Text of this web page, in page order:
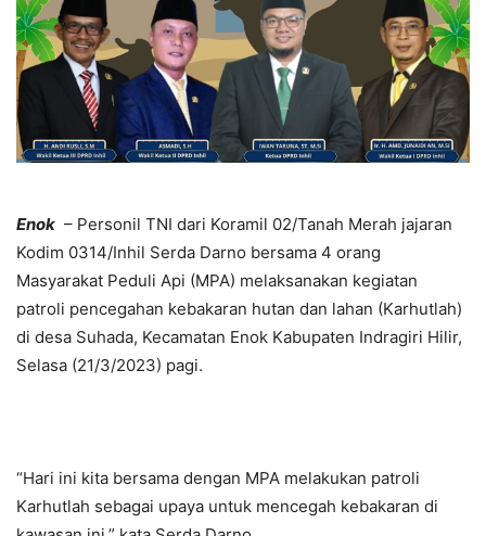
Enok – Personil TNI dari Koramil 02/Tanah Merah jajaran
Kodim 0314/Inhil Serda Darno bersama 4 orang
Masyarakat Peduli Api (MPA) melaksanakan kegiatan
patroli pencegahan kebakaran hutan dan lahan (Karhutlah)
di desa Suhada, Kecamatan Enok Kabupaten Indragiri Hilir,
Selasa (21/3/2023) pagi.
“Hari ini kita bersama dengan MPA melakukan patroli
Karhutlah sebagai upaya untuk mencegah kebakaran di